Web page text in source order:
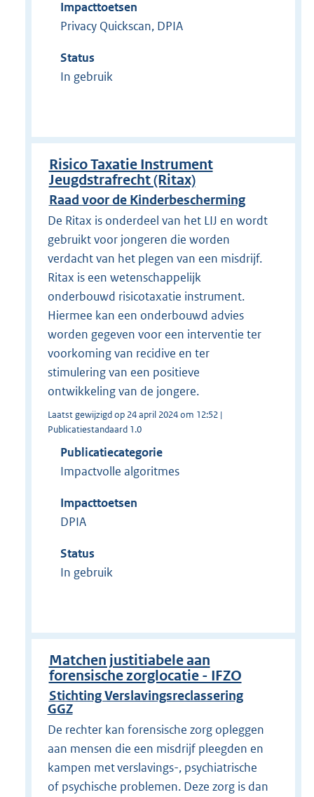
Impacttoetsen
Privacy Quickscan, DPIA
Status
In gebruik
Risico Taxatie Instrument
Jeugdstrafrecht (Ritax)
Raad voor de Kinderbescherming
De Ritax is onderdeel van het LIJ en wordt
gebruikt voor jongeren die worden
verdacht van het plegen van een misdrijf.
Ritax is een wetenschappelijk
onderbouwd risicotaxatie instrument.
Hiermee kan een onderbouwd advies
worden gegeven voor een interventie ter
voorkoming van recidive en ter
stimulering van een positieve
ontwikkeling van de jongere.
Laatst gewijzigd op 24 april 2024 om 12:52 |
Publicatiestandaard 1.0
Publicatiecategorie
Impactvolle algoritmes
Impacttoetsen
DPIA
Status
In gebruik
Matchen justitiabele aan
forensische zorglocatie - IFZO
Stichting Verslavingsreclassering
GGZ
De rechter kan forensische zorg opleggen
aan mensen die een misdrijf pleegden en
kampen met verslavings-, psychiatrische
of psychische problemen. Deze zorg is dan